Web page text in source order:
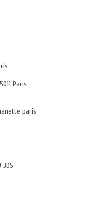
Paris
paris
3DS